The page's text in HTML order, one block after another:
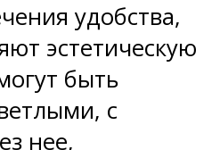
удобства,
эстетическую
быть
с
нее,